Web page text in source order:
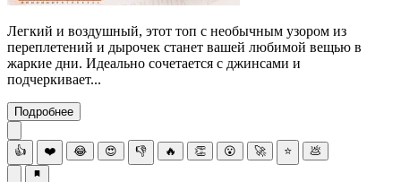
Легкий и воздушный, этот топ с необычным узором из
переплетений и дырочек станет вашей любимой вещью в
жаркие дни. Идеально сочетается с джинсами и
подчеркивает...
Подробнее
👍 ❤️ 😂 😍 👎 🔥 👏 😮 🚀 ⭐ 💩